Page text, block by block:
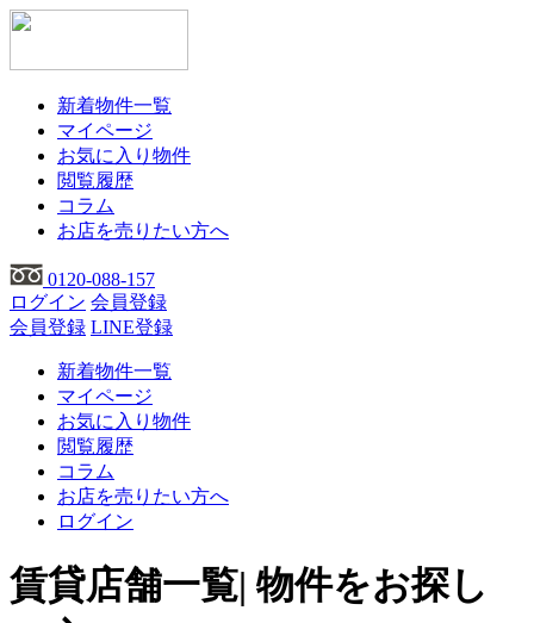
新着物件一覧
マイページ
お気に入り物件
閲覧履歴
コラム
お店を売りたい方へ
0120-088-157
ログイン 会員登録
会員登録 LINE登録
新着物件一覧
マイページ
お気に入り物件
閲覧履歴
コラム
お店を売りたい方へ
ログイン
賃貸店舗一覧| 物件をお探し